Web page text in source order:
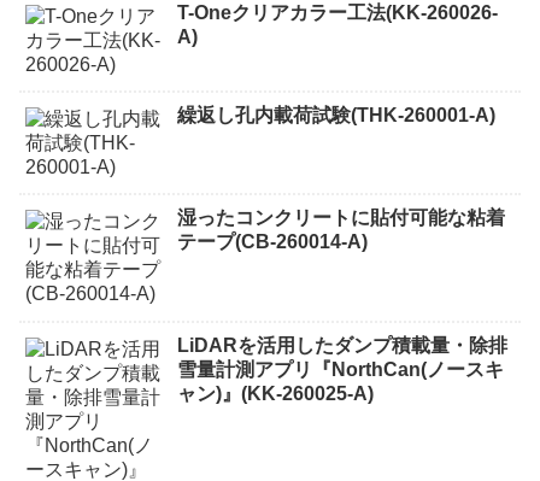
T-Oneクリアカラー工法(KK-260026-
A)
繰返し孔内載荷試験(THK-260001-A)
湿ったコンクリートに貼付可能な粘着
テープ(CB-260014-A)
LiDARを活用したダンプ積載量・除排
雪量計測アプリ『NorthCan(ノースキ
ャン)』(KK-260025-A)